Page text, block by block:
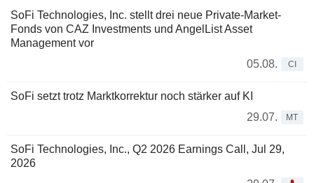
SoFi Technologies, Inc. stellt drei neue Private-Market-
Fonds von CAZ Investments und AngelList Asset
Management vor
05.08.
CI
SoFi setzt trotz Marktkorrektur noch stärker auf KI
29.07.
MT
SoFi Technologies, Inc., Q2 2026 Earnings Call, Jul 29,
2026